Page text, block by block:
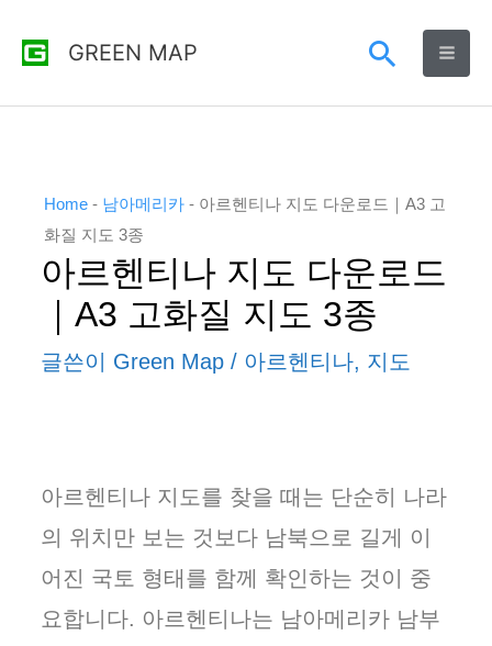
GREEN MAP
검
색
Home - 남아메리카 - 아르헨티나 지도 다운로드｜A3 고
화질 지도 3종
아르헨티나 지도 다운로드
｜A3 고화질 지도 3종
글쓴이 Green Map / 아르헨티나, 지도
아르헨티나 지도를 찾을 때는 단순히 나라
의 위치만 보는 것보다 남북으로 길게 이
어진 국토 형태를 함께 확인하는 것이 중
요합니다. 아르헨티나는 남아메리카 남부